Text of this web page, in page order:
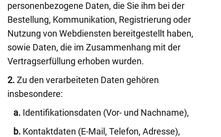
personenbezogene Daten, die Sie ihm bei der
Bestellung, Kommunikation, Registrierung oder
Nutzung von Webdiensten bereitgestellt haben,
sowie Daten, die im Zusammenhang mit der
Vertragserfüllung erhoben wurden.
2. Zu den verarbeiteten Daten gehören
insbesondere:
a. Identifikationsdaten (Vor- und Nachname),
b. Kontaktdaten (E-Mail, Telefon, Adresse),